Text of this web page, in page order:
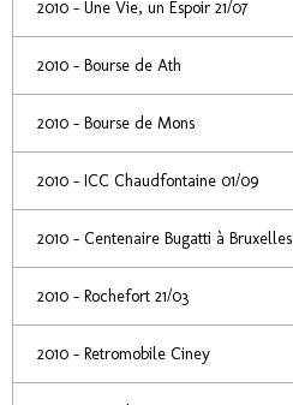
2010 - Une Vie, un Espoir 21/07
2010 - Bourse de Ath
2010 - Bourse de Mons
2010 - ICC Chaudfontaine 01/09
2010 - Centenaire Bugatti à Bruxelles
2010 - Rochefort 21/03
2010 - Retromobile Ciney